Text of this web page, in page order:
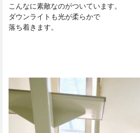
こんなに素敵なのがついています。
ダウンライトも光が柔らかで
落ち着きます。